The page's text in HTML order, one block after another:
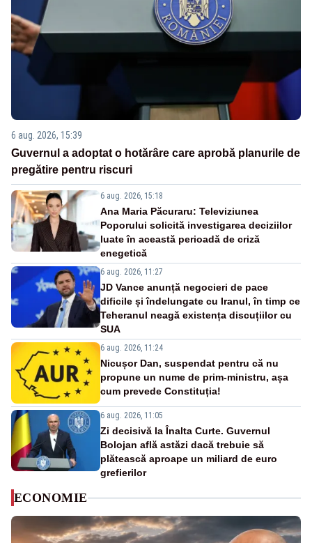
6 aug. 2026, 15:39
Guvernul a adoptat o hotărâre care aprobă planurile de
pregătire pentru riscuri
6 aug. 2026, 15:18
Ana Maria Păcuraru: Televiziunea
Poporului solicită investigarea deciziilor
luate în această perioadă de criză
enegetică
6 aug. 2026, 11:27
JD Vance anunță negocieri de pace
dificile și îndelungate cu Iranul, în timp ce
Teheranul neagă existența discuțiilor cu
SUA
6 aug. 2026, 11:24
Nicușor Dan, suspendat pentru că nu
propune un nume de prim-ministru, așa
cum prevede Constituția!
6 aug. 2026, 11:05
Zi decisivă la Înalta Curte. Guvernul
Bolojan află astăzi dacă trebuie să
plătească aproape un miliard de euro
grefierilor
ECONOMIE